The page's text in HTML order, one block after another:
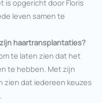
is opgericht door Floris
leven samen te
haartransplantaties?
te laten zien dat het
te hebben. Met zijn
zien dat iedereen keuzes